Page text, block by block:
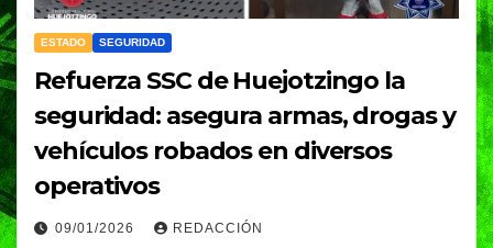
ESTADO SEGURIDAD
Refuerza SSC de Huejotzingo la
seguridad: asegura armas, drogas y
vehículos robados en diversos
operativos
09/01/2026 REDACCIÓN